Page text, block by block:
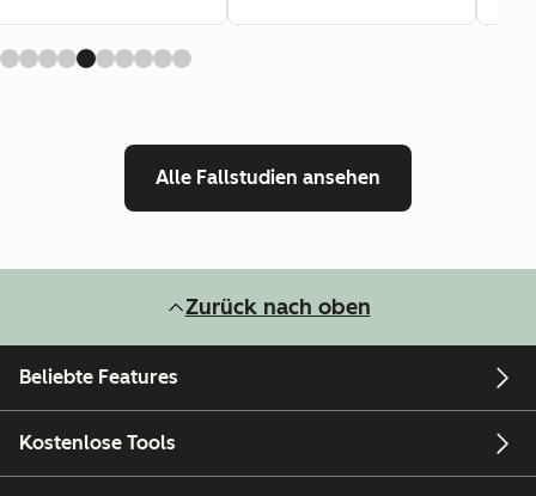
Alle Fallstudien ansehen
Zurück nach oben
Beliebte Features
Kostenlose Tools